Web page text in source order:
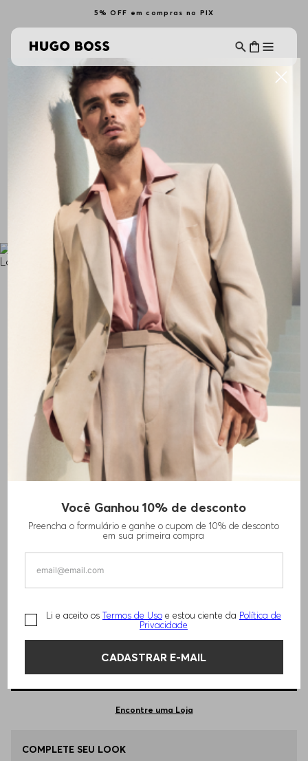
5% OFF em compras no PIX
Você Ganhou 10% de desconto
Preencha o formulário e ganhe o cupom de 10% de desconto
em sua primeira compra
Li e aceito os Termos de Uso e estou ciente da Política de
Privacidade
CADASTRAR E-MAIL
CALÇAS DE CINTURA ALTA E MODELAGEM
AMPLA COM PERNAS LARGAS
TAMANHO - Informações do Tamanho
Qual o seu Tamanho? Tabela de Tamanhos
36
ADICIONAR AO CARRINHO
Encontre uma Loja
COMPLETE SEU LOOK